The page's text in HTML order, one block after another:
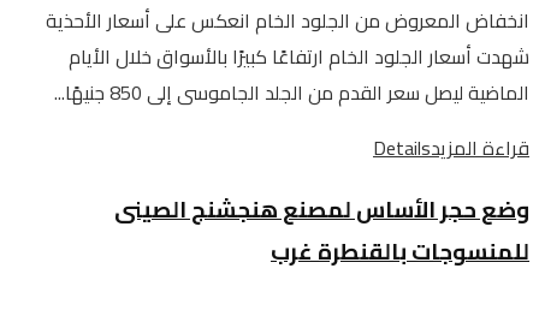
انخفاض المعروض من الجلود الخام انعكس على أسعار الأحذية
شهدت أسعار الجلود الخام ارتفاعًا كبيرًا بالأسواق خلال الأيام
الماضية ليصل سعر القدم من الجلد الجاموسى إلى 850 جنيهًا...
قراءة المزيدDetails
وضع حجر الأساس لمصنع هنجشنج الصينى
للمنسوجات بالقنطرة غرب